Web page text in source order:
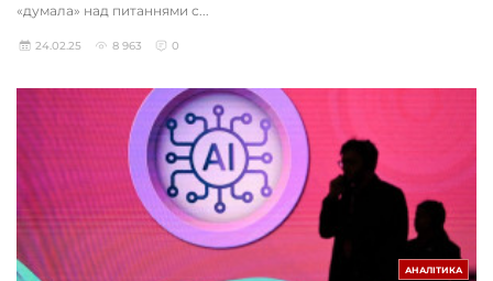
«думала» над питаннями с...
24.02.25 8 963 0
АНАЛІТИКА